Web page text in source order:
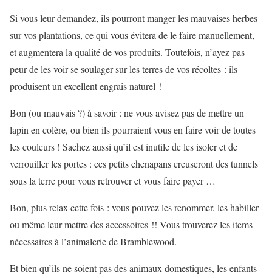
Si vous leur demandez, ils pourront manger les mauvaises herbes
sur vos plantations, ce qui vous évitera de le faire manuellement,
et augmentera la qualité de vos produits. Toutefois, n’ayez pas
peur de les voir se soulager sur les terres de vos récoltes : ils
produisent un excellent engrais naturel !
Bon (ou mauvais ?) à savoir : ne vous avisez pas de mettre un
lapin en colère, ou bien ils pourraient vous en faire voir de toutes
les couleurs ! Sachez aussi qu’il est inutile de les isoler et de
verrouiller les portes : ces petits chenapans creuseront des tunnels
sous la terre pour vous retrouver et vous faire payer …
Bon, plus relax cette fois : vous pouvez les renommer, les habiller
ou même leur mettre des accessoires !! Vous trouverez les items
nécessaires à l’animalerie de Bramblewood.
Et bien qu’ils ne soient pas des animaux domestiques, les enfants